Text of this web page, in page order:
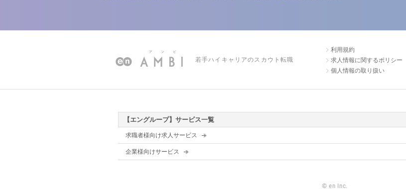
若手ハイキャリアのスカウト転職
利用規約
求人情報に関するポリシー
個人情報の取り扱い
【エングループ】サービス一覧
求職者様向け求人サービス
企業様向けサービス
© en Inc.